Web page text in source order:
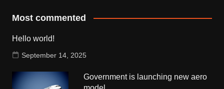
Most commented
Hello world!
September 14, 2025
Government is launching new aero